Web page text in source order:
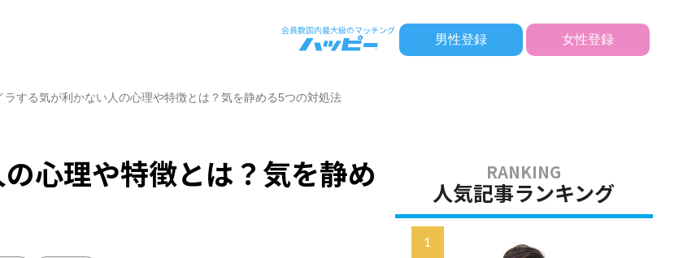
男性登録 女性登録
ラする気が利かない人の心理や特徴とは？気を静める5つの対処法
心理や特徴とは？気を静め
人気記事ランキング